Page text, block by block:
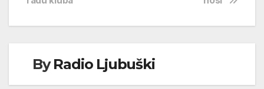
ByRadio Ljubuški